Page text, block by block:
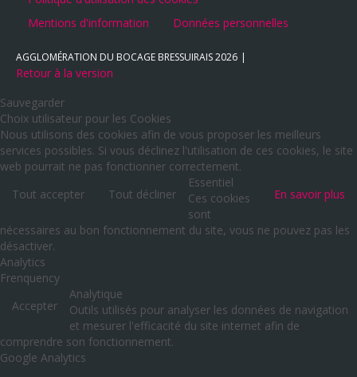
Mentions d'information
Données personnelles
AGGLOMÉRATION DU BOCAGE BRESSUIRAIS2026
Retour à la version
Sauvegarder
Choix utilisateur pour les Cookies
Nous utilisons des cookies afin de vous proposer les meilleurs
services possibles. Si vous déclinez l'utilisation de ces cookies, le site
web pourrait ne pas fonctionner correctement.
Tout accepter
Tout décliner En savoir plus
Essentiel
Ces cookies
sont
nécessaires au bon fonctionnement du site, vous ne pouvez pas les
désactiver.
Analytics
Frenquency
Accepter
Analytique
Outils utilisés pour analyser les données de navigation
et mesurer l'efficacité du site internet afin de
comprendre son fonctionnement.
Google Analytics